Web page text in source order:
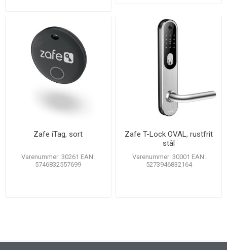
Zafe iTag, sort
Varenummer: 30261 EAN:
5746832557699
Zafe T-Lock OVAL, rustfrit
stål
Varenummer: 30001 EAN:
5273946832164